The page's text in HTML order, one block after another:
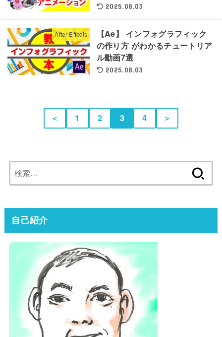
2025.08.03
After Effects
【Ae】 インフォグラフィック
の作り方 がわかるチュートリア
ル動画7選
2025.08.03
＜ 1 2 3 4 ＞
索:
自己紹介